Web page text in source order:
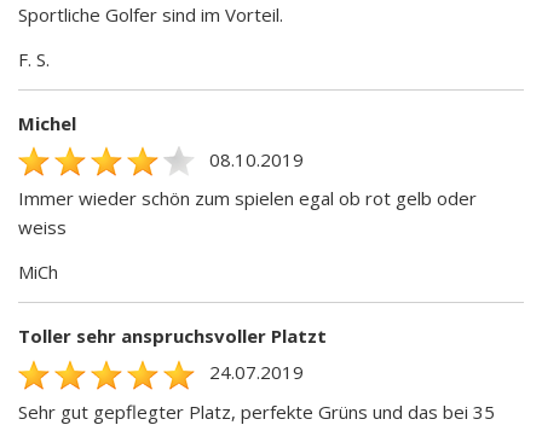
Sportliche Golfer sind im Vorteil.
F. S.
Michel
08.10.2019
Immer wieder schön zum spielen egal ob rot gelb oder
weiss
MiCh
Toller sehr anspruchsvoller Platzt
24.07.2019
Sehr gut gepflegter Platz, perfekte Grüns und das bei 35